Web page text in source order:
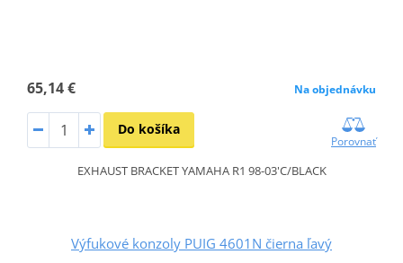
65,14 € Na objednávku
Do košíka
Porovnať
EXHAUST BRACKET YAMAHA R1 98-03'C/BLACK
Výfukové konzoly PUIG 4601N čierna ľavý